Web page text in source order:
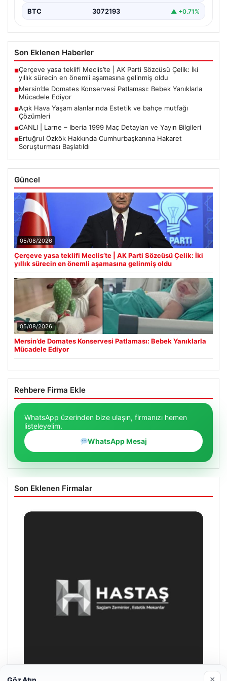
BTC 3072193 ▲ +0.71%
Son Eklenen Haberler
■Çerçeve yasa teklifi Meclis’te | AK Parti Sözcüsü Çelik: İki
yıllık sürecin en önemli aşamasına gelinmiş oldu
■Mersin’de Domates Konservesi Patlaması: Bebek Yanıklarla
Mücadele Ediyor
■Açık Hava Yaşam alanlarında Estetik ve bahçe mutfağı
Çözümleri
■CANLI | Larne – Iberia 1999 Maç Detayları ve Yayın Bilgileri
■Ertuğrul Özkök Hakkında Cumhurbaşkanına Hakaret
Soruşturması Başlatıldı
Güncel
05/08/2026
Çerçeve yasa teklifi Meclis’te | AK Parti Sözcüsü Çelik: İki
yıllık sürecin en önemli aşamasına gelinmiş oldu
05/08/2026
Mersin’de Domates Konservesi Patlaması: Bebek Yanıklarla
Mücadele Ediyor
Rehbere Firma Ekle
WhatsApp üzerinden bize ulaşın, firmanızı hemen
listeleyelim.
WhatsApp Mesaj
Son Eklenen Firmalar